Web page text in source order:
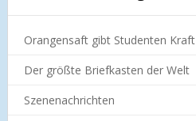
Orangensaft gibt Studenten Kraft
Der größte Briefkasten der Welt
Szenenachrichten